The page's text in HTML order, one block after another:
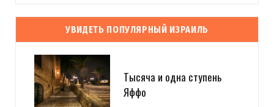
УВИДЕТЬ ПОПУЛЯРНЫЙ ИЗРАИЛЬ
Тысяча и одна ступень
Яффо